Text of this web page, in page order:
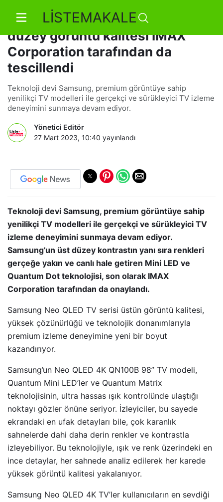
LİSTEMAKALE
Samsung Neo QLED TV'lerin üst
düzey görüntü kalitesi IMAX
Corporation tarafından da
tescillendi
Teknoloji devi Samsung, premium görüntüye sahip
yenilikçi TV modelleri ile gerçekçi ve sürükleyici TV izleme
deneyimini sunmaya devam ediyor.
Yönetici Editör
27 Mart 2023, 10:40 yayınlandı
Teknoloji devi Samsung, premium görüntüye sahip
yenilikçi TV modelleri ile gerçekçi ve sürükleyici TV
izleme deneyimini sunmaya devam ediyor.
Samsung’un üst düzey kontrastın yanı sıra renkleri
gerçeğe yakın ve canlı hale getiren Mini LED ve
Quantum Dot teknolojisi, son olarak IMAX
Corporation tarafından da onaylandı.
Samsung Neo QLED TV serisi üstün görüntü kalitesi,
yüksek çözünürlüğü ve teknolojik donanımlarıyla
premium izleme deneyimine yeni bir boyut
kazandırıyor.
Samsung’un Neo QLED 4K QN100B 98” TV modeli,
Quantum Mini LED’ler ve Quantum Matrix
teknolojisinin, ultra hassas ışık kontrolünde ulaştığı
noktayı gözler önüne seriyor. İzleyiciler, bu sayede
ekrandaki en ufak detayları bile, çok karanlık
sahnelerde dahi daha derin renkler ve kontrastla
izleyebiliyor. Bu teknolojiyle, ışık ve renk üzerindeki en
ince detaylar, her sahnede analiz edilerek her karede
yüksek görüntü kalitesi yakalanıyor.
Samsung Neo QLED 4K TV’ler kullanıcıların en sevdiği